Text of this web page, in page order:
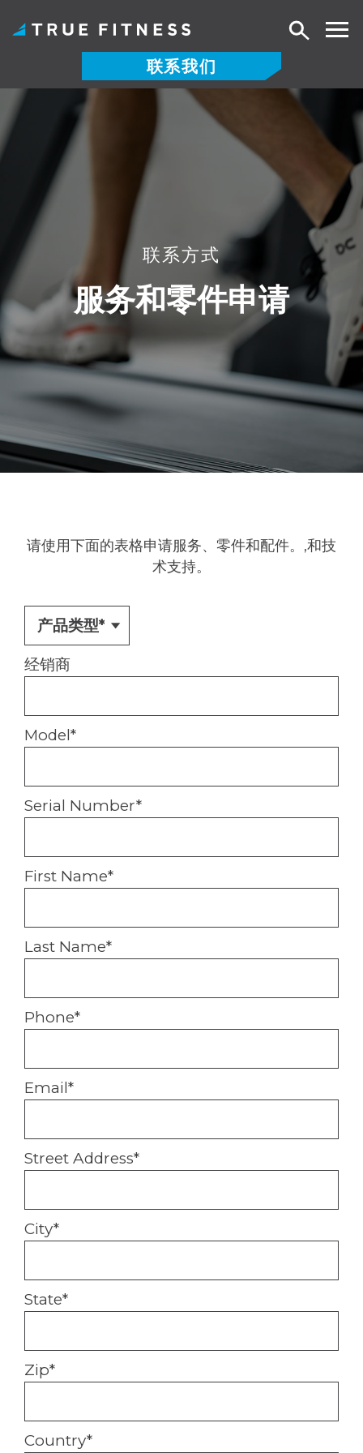
至
内
容
联系我们
搜
联系方式
服务和零件申请
请使用下面的表格申请服务、零件和配件。 ,和技
术支持。
经销商
Model*
Serial Number*
First Name*
Last Name*
Phone*
Email*
Street Address*
City*
State*
Zip*
Country*